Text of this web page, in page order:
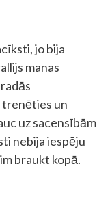
jo bija
manas
trenēties un
uz sacensībām
nebija iespēju
braukt kopā.